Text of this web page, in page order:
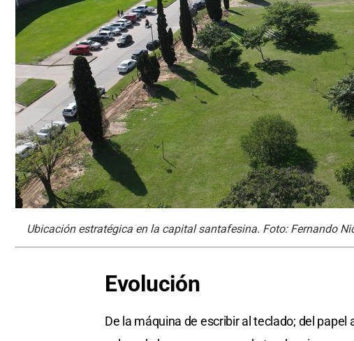
Ubicación estratégica en la capital santafesina. Foto: Fernando
Evolución
De la máquina de escribir al teclado; del